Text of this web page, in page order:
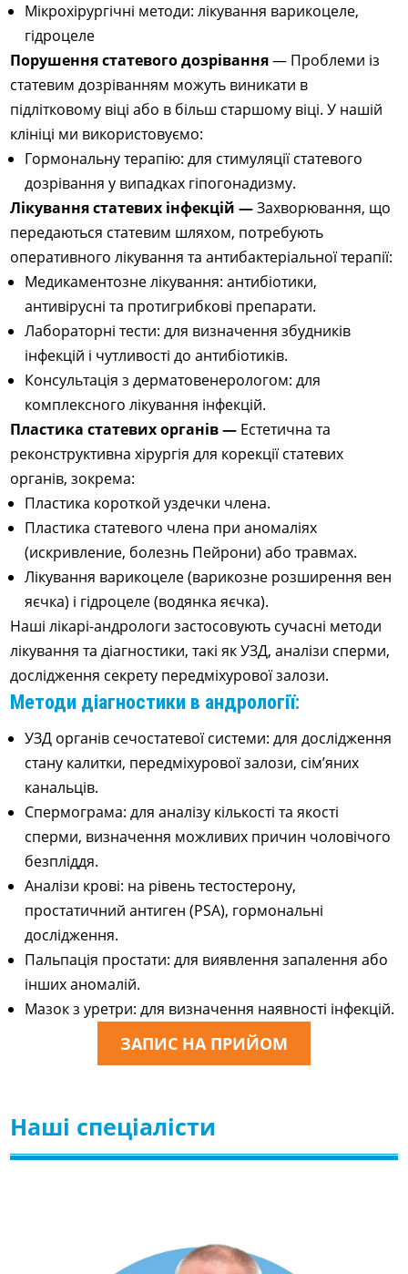
Мікрохірургічні методи: лікування варикоцеле,
гідроцеле
Порушення статевого дозрівання— Проблеми із
статевим дозріванням можуть виникати в
підлітковому віці або в більш старшому віці. У нашій
клініці ми використовуємо:
Гормональну терапію: для стимуляції статевого
дозрівання у випадках гіпогонадизму.
Лікування статевих інфекцій —Захворювання, що
передаються статевим шляхом, потребують
оперативного лікування та антибактеріальної терапії:
Медикаментозне лікування: антибіотики,
антивірусні та протигрибкові препарати.
Лабораторні тести: для визначення збудників
інфекцій і чутливості до антибіотиків.
Консультація з дерматовенерологом: для
комплексного лікування інфекцій.
Пластика статевих органів — Естетична та
реконструктивна хірургія для корекції статевих
органів, зокрема:
Пластика короткой уздечки члена.
Пластика статевого члена при аномаліях
(искривление, болезнь Пейрони) або травмах.
Лікування варикоцеле (варикозне розширення вен
яєчка) і гідроцеле (водянка яєчка).
Наші лікарі-андрологи застосовують сучасні методи
лікування та діагностики, такі як УЗД, аналізи сперми,
дослідження секрету передміхурової залози.
Методи діагностики в андрології:
УЗД органів сечостатевої системи: для дослідження
стану калитки, передміхурової залози, сім’яних
канальців.
Спермограма: для аналізу кількості та якості
сперми, визначення можливих причин чоловічого
безпліддя.
Аналізи крові: на рівень тестостерону,
простатичний антиген (PSA), гормональні
дослідження.
Пальпація простати: для виявлення запалення або
інших аномалій.
Мазок з уретри: для визначення наявності інфекцій.
ЗАПИС НА ПРИЙОМ
Наші спеціалісти